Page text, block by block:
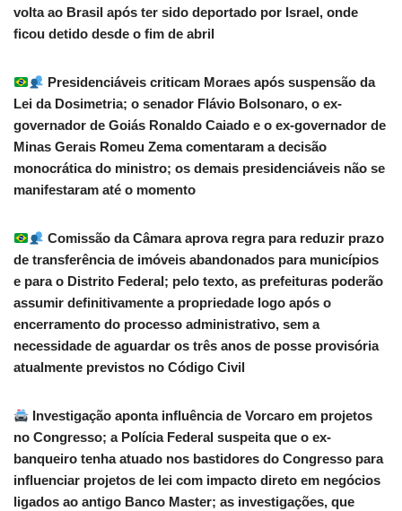
volta ao Brasil após ter sido deportado por Israel, onde
ficou detido desde o fim de abril
Presidenciáveis criticam Moraes após suspensão da
Lei da Dosimetria; o senador Flávio Bolsonaro, o ex-
governador de Goiás Ronaldo Caiado e o ex-governador de
Minas Gerais Romeu Zema comentaram a decisão
monocrática do ministro; os demais presidenciáveis não se
manifestaram até o momento
Comissão da Câmara aprova regra para reduzir prazo
de transferência de imóveis abandonados para municípios
e para o Distrito Federal; pelo texto, as prefeituras poderão
assumir definitivamente a propriedade logo após o
encerramento do processo administrativo, sem a
necessidade de aguardar os três anos de posse provisória
atualmente previstos no Código Civil
Investigação aponta influência de Vorcaro em projetos
no Congresso; a Polícia Federal suspeita que o ex-
banqueiro tenha atuado nos bastidores do Congresso para
influenciar projetos de lei com impacto direto em negócios
ligados ao antigo Banco Master; as investigações, que